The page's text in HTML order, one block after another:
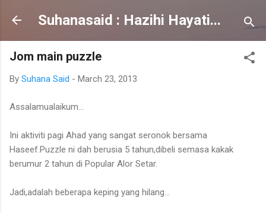
Skip to main content
Suhanasaid : Hazihi Hayati...
Jom main puzzle
By Suhana Said - March 23, 2013
Assalamualaikum...
Ini aktiviti pagi Ahad yang sangat seronok bersama
Haseef.Puzzle ni dah berusia 5 tahun,dibeli semasa kakak
berumur 2 tahun di Popular Alor Setar.
Jadi,adalah beberapa keping yang hilang...